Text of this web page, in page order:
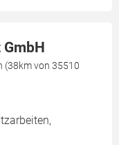
(38km von 35510